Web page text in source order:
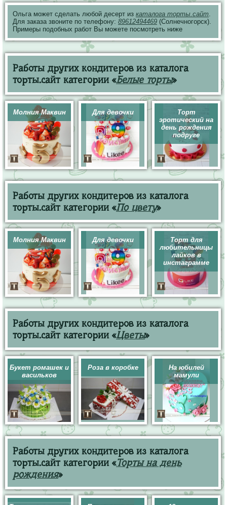
Ольга может сделать любой десерт из каталога торты.сайт
Для заказа звоните по телефону: 89612494469 (Солнечногорск).
Примеры подобных работ Вы можете посмотреть ниже
Работы других кондитеров из каталога
торты.сайт категории «Белые торты»
Молния Маквин Для девочки
Торт
эротический на
день рождения
подруге
Работы других кондитеров из каталога
торты.сайт категории «По цвету»
Молния Маквин Для девочки
Торт для
любительницы
лайков в
инстаграмме
Работы других кондитеров из каталога
торты.сайт категории «Цветы»
Букет ромашек и
васильков
Роза в коробке
На юбилей
мамули
Работы других кондитеров из каталога
торты.сайт категории «Торты на день
рождения»